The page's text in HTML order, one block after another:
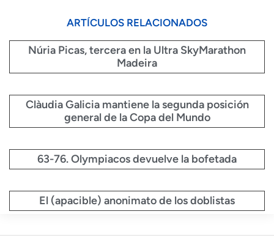
ARTÍCULOS RELACIONADOS
Núria Picas, tercera en la Ultra SkyMarathon
Madeira
Clàudia Galicia mantiene la segunda posición
general de la Copa del Mundo
63-76. Olympiacos devuelve la bofetada
El (apacible) anonimato de los doblistas